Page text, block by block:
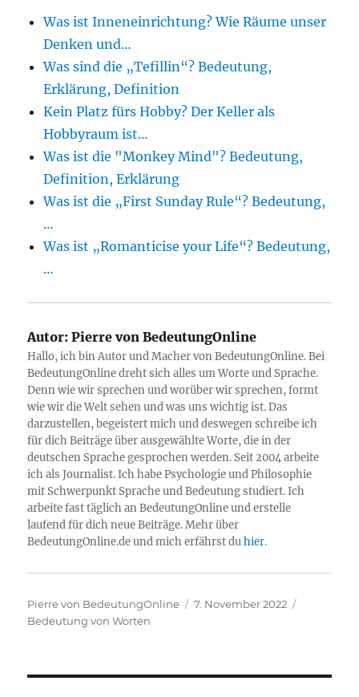
Was ist Inneneinrichtung? Wie Räume unser
Denken und…
Was sind die „Tefillin“? Bedeutung,
Erklärung, Definition
Kein Platz fürs Hobby? Der Keller als
Hobbyraum ist…
Was ist die "Monkey Mind"? Bedeutung,
Definition, Erklärung
Was ist die „First Sunday Rule“? Bedeutung,
…
Was ist „Romanticise your Life“? Bedeutung,
…
Autor: Pierre von BedeutungOnline
Hallo, ich bin Autor und Macher von BedeutungOnline. Bei
BedeutungOnline dreht sich alles um Worte und Sprache.
Denn wie wir sprechen und worüber wir sprechen, formt
wie wir die Welt sehen und was uns wichtig ist. Das
darzustellen, begeistert mich und deswegen schreibe ich
für dich Beiträge über ausgewählte Worte, die in der
deutschen Sprache gesprochen werden. Seit 2004 arbeite
ich als Journalist. Ich habe Psychologie und Philosophie
mit Schwerpunkt Sprache und Bedeutung studiert. Ich
arbeite fast täglich an BedeutungOnline und erstelle
laufend für dich neue Beiträge. Mehr über
BedeutungOnline.de und mich erfährst duhier.
Autor
Pierre von BedeutungOnline
Veröffentlicht
7. November 2022
Bedeutung von Worten